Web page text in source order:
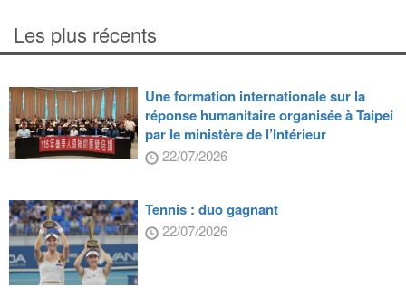
Les plus récents
Une formation internationale sur la
réponse humanitaire organisée à Taipei
par le ministère de l’Intérieur
22/07/2026
Tennis : duo gagnant
22/07/2026